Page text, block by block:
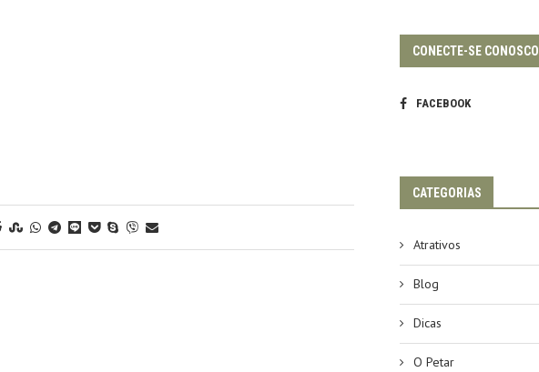
CONECTE-SE CONOSCO
FACEBOOK
CATEGORIAS
Atrativos
Blog
Dicas
O Petar